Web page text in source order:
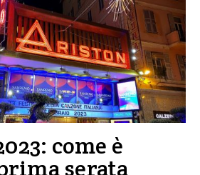
come è
serata